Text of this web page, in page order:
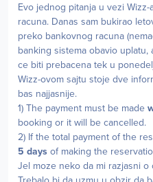
Evo jednog pitanja u vezi
racuna. Danas sam bukirao
preko bankovnog racuna
banking sistema obavio
ce biti prebacena tek u
Wizz-ovom sajtu stoje dve
bas najjasnije.
1) The payment must be made
booking or it will be cancelled.
2) If the total payment of the
5 days of making the
Jel moze neko da mi razjasni o